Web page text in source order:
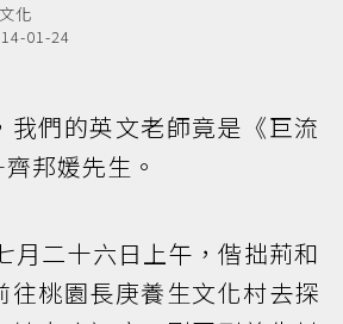
化
01-24
我們的英文老師竟是《巨流
邦媛先生。
月二十六日上午，偕拙荊和
往桃園長庚養生文化村去探